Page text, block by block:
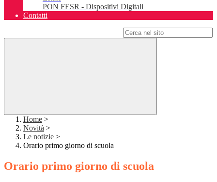
PON FESR - Dispositivi Digitali
Contatti
Home >
Novità >
Le notizie >
Orario primo giorno di scuola
Orario primo giorno di scuola